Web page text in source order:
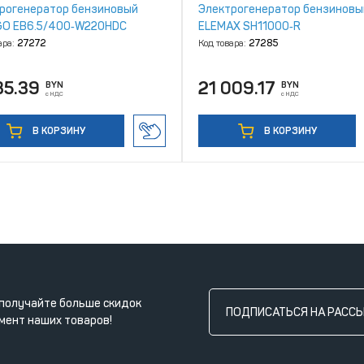
бензиновый
EB6.5/400‑W220HDC
27272
BYN
с НДС
В КОРЗИНУ
Электрогенератор
ELEMAX SH11000‑R
Код товара: 27285
21 009.17 BYN
с НДС
В КОРЗИНУ
больше скидок
наших товаров!
ПОДПИСАТЬСЯ НА